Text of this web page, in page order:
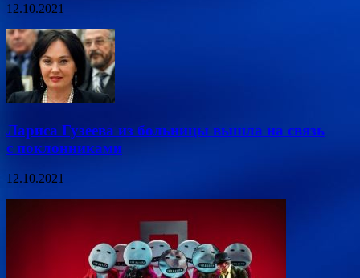
12.10.2021
Лариса Гузеева из больницы вышла на связь
с поклонниками
12.10.2021